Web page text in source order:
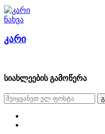
ნახვა
კარი
სიახლეების გამოწერა